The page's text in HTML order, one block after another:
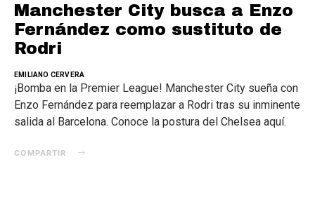
Manchester City busca a Enzo
Fernández como sustituto de
Rodri
EMILIANO CERVERA
¡Bomba en la Premier League! Manchester City sueña con
Enzo Fernández para reemplazar a Rodri tras su inminente
salida al Barcelona. Conoce la postura del Chelsea aquí.
COMPARTIR